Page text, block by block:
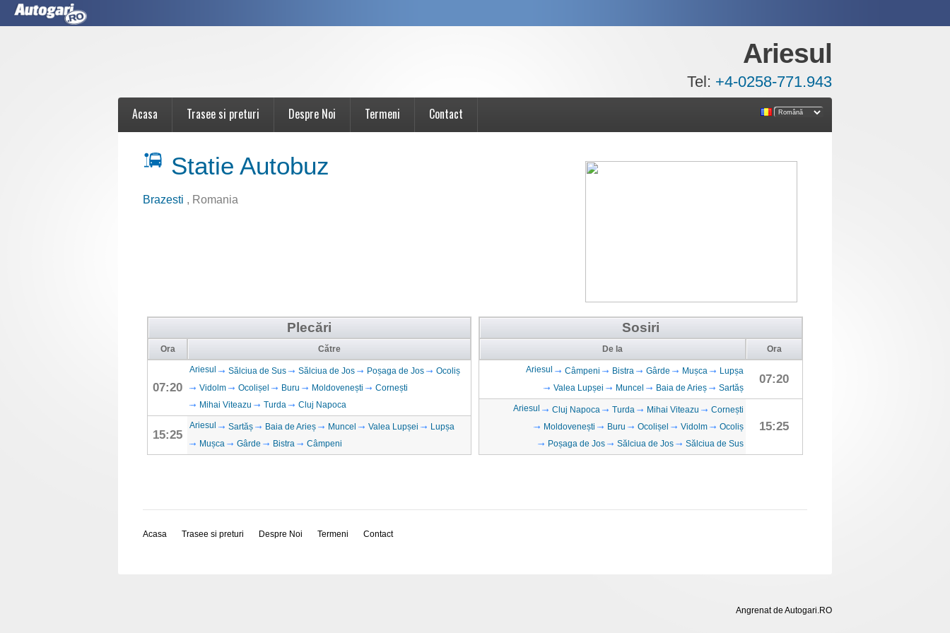
Ariesul
Tel: +4-0258-771.943
Acasa Trasee si preturi Despre Noi Termeni Contact
Statie Autobuz
Brazesti , Romania
Plecări
Ora Către
07:20
Ariesul Sălciua de Sus Sălciua de Jos Poșaga de Jos
Ocoliș
Vidolm
Ocolișel Buru Moldovenești
Cornești
Mihai Viteazu
Turda Cluj Napoca
15:25
Ariesul Sartăș Baia de Arieș Muncel Valea Lupșei
Lupșa
Mușca
Gârde Bistra Câmpeni
Sosiri
De la Ora
Ariesul Câmpeni Bistra Gârde Mușca
Lupșa
Valea Lupșei
Muncel Baia de Arieș Sartăș
07:20
Ariesul Cluj Napoca Turda Mihai Viteazu
Cornești
Moldovenești
Buru Ocolișel Vidolm
Ocoliș
Poșaga de Jos
Sălciua de Jos Sălciua de Sus
15:25
Acasa Trasee si preturi Despre Noi Termeni Contact
Angrenat de Autogari.RO